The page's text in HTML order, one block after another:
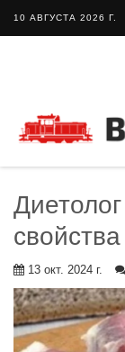
10 АВГУСТА 2026 Г.
13 окт. 2024 г.